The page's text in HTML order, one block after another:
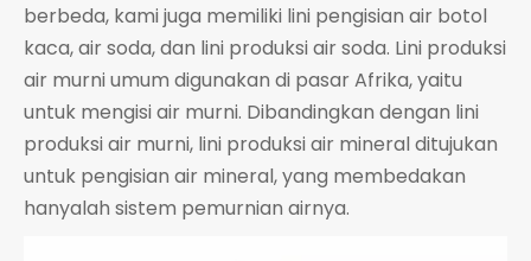
berbeda, kami juga memiliki lini pengisian air botol
kaca, air soda, dan lini produksi air soda. Lini produksi
air murni umum digunakan di pasar Afrika, yaitu
untuk mengisi air murni. Dibandingkan dengan lini
produksi air murni, lini produksi air mineral ditujukan
untuk pengisian air mineral, yang membedakan
hanyalah sistem pemurnian airnya.